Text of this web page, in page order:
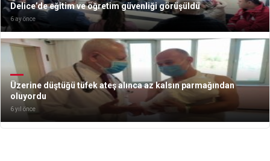
Delice’de eğitim ve öğretim güvenliği görüşüldü
6 ay önce
Üzerine düştüğü tüfek ateş alınca az kalsın parmağından
oluyordu
6 yıl önce